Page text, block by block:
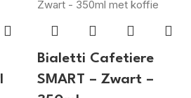
Bialetti Cafetiere
SMART – Zwart –